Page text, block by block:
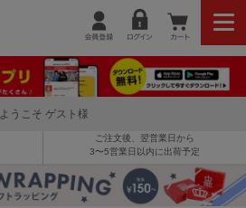
ようこそ ゲスト様
ご注文後、翌営業日から
3〜5営業日以内に出荷予定